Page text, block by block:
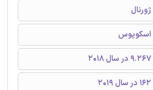
ژورنال
اسکوپوس
9.267 در سال 2018
162 در سال 2019